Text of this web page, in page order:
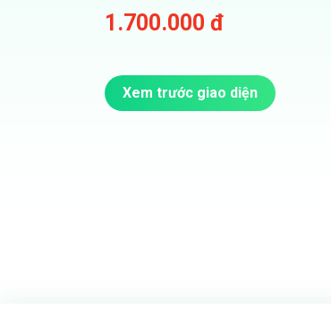
1.700.000 đ
Xem trước giao diện